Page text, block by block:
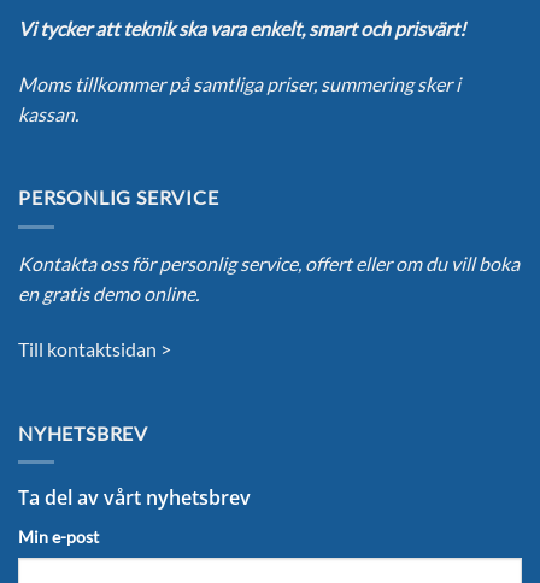
Vi tycker att teknik ska vara enkelt, smart och prisvärt!
Moms tillkommer på samtliga priser, summering sker i
kassan.
PERSONLIG SERVICE
Kontakta oss för personlig service, offert eller om du vill boka
en gratis demo online.
Till kontaktsidan >
NYHETSBREV
Ta del av vårt nyhetsbrev
Min e-post